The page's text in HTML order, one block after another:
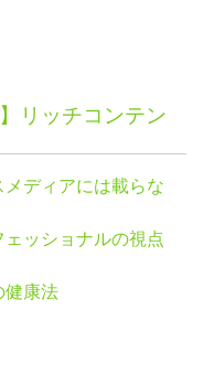
リッチコンテン
ディアには載らな
ッショナルの視点
健康法